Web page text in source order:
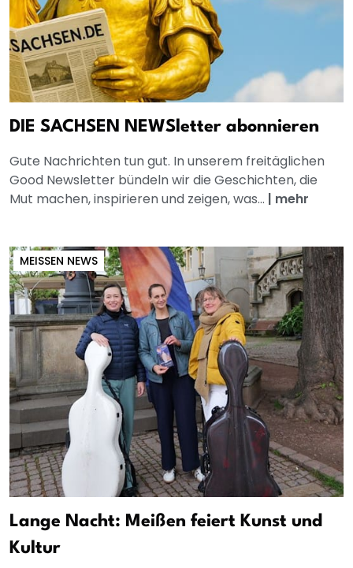
DIE SACHSEN NEWSletter abonnieren
Gute Nachrichten tun gut. In unserem freitäglichen
Good Newsletter bündeln wir die Geschichten, die
Mut machen, inspirieren und zeigen, was... | mehr
MEISSEN NEWS
Lange Nacht: Meißen feiert Kunst und
Kultur